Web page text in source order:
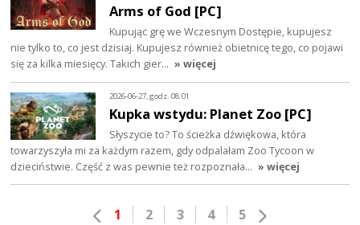
Arms of God [PC]
Kupując grę we Wczesnym Dostępie, kupujesz
nie tylko to, co jest dzisiaj. Kupujesz również obietnicę tego, co pojawi
się za kilka miesięcy. Takich gier… » więcej
2026-06-27, godz. 08:01
Kupka wstydu: Planet Zoo [PC]
Słyszycie to? To ścieżka dźwiękowa, która
towarzyszyła mi za każdym razem, gdy odpalałam Zoo Tycoon w
dzieciństwie. Część z was pewnie też rozpoznała… » więcej
1 2 3 4 5